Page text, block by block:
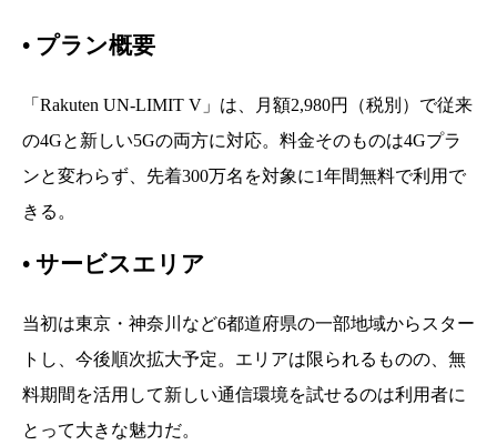
• プラン概要
「Rakuten UN-LIMIT V」は、月額2,980円（税別）で従来
の4Gと新しい5Gの両方に対応。料金そのものは4Gプラ
ンと変わらず、先着300万名を対象に1年間無料で利用で
きる。
• サービスエリア
当初は東京・神奈川など6都道府県の一部地域からスター
トし、今後順次拡大予定。エリアは限られるものの、無
料期間を活用して新しい通信環境を試せるのは利用者に
とって大きな魅力だ。